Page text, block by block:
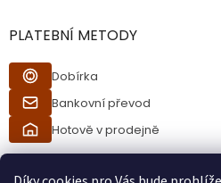
PLATEBNÍ METODY
Dobírka
Bankovní převod
Hotově v prodejně